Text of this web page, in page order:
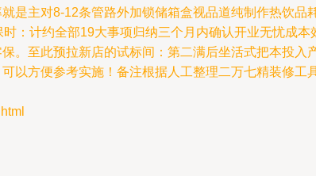
是主对8-12条管路外加锁储箱盒视品道纯制作热饮
计约全部19大事项归纳三个月内确认开业无忧成本
。至此预拉新店的试标间：第二满后坐活式把本投入
以方便参考实施！备注根据人工整理二万七精装修工